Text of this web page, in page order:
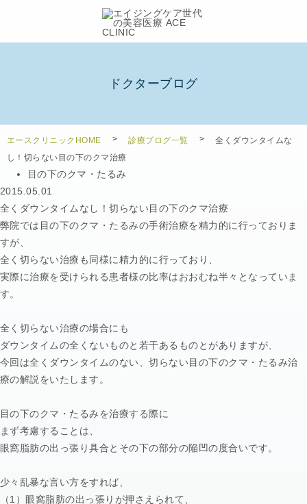
ドクターブログ
エースクリニックHOME 診療ブログ一覧
全くダウンタイムな
し！切らない目の下のクマ治療
目の下のクマ・たるみ
2015.05.01
全くダウンタイムなし！切らない目の下のクマ治療
弊院では目の下のクマ・たるみの手術治療を精力的に行っておりま
すが、
全く切らない治療も同様に精力的に行っており、
実際に治療を受けられる患者様の比率はおおむね半々となっていま
す。
全く切らない治療の場合にも
ダウンタイムの全くないものと若干あるものとがありますが、
今回は全くダウンタイムのない、切らない目の下のクマ・たるみ治
療の解説をいたします。
目の下のクマ・たるみを治療する際に
まず考慮することは、
眼窩脂肪の出っ張り具合とその下の部分の陥凹の度合いです。
少々乱暴な言い方をすれば、
（1）眼窩脂肪の出っ張りが押さえられて、